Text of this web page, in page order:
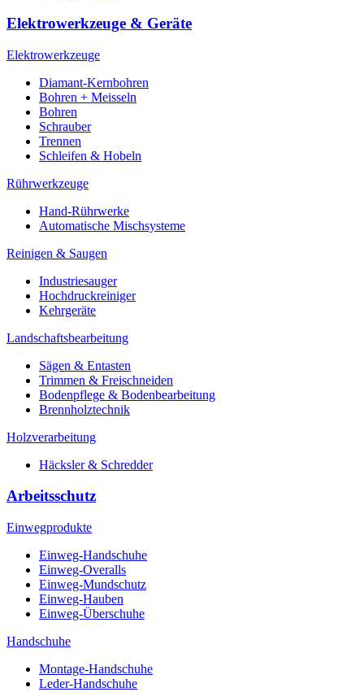
Elektrowerkzeuge & Geräte
Elektrowerkzeuge
Diamant-Kernbohren
Bohren + Meisseln
Bohren
Schrauber
Trennen
Schleifen & Hobeln
Rührwerkzeuge
Hand-Rührwerke
Automatische Mischsysteme
Reinigen & Saugen
Industriesauger
Hochdruckreiniger
Kehrgeräte
Landschaftsbearbeitung
Sägen & Entasten
Trimmen & Freischneiden
Bodenpflege & Bodenbearbeitung
Brennholztechnik
Holzverarbeitung
Häcksler & Schredder
Arbeitsschutz
Einwegprodukte
Einweg-Handschuhe
Einweg-Overalls
Einweg-Mundschutz
Einweg-Hauben
Einweg-Überschuhe
Handschuhe
Montage-Handschuhe
Leder-Handschuhe